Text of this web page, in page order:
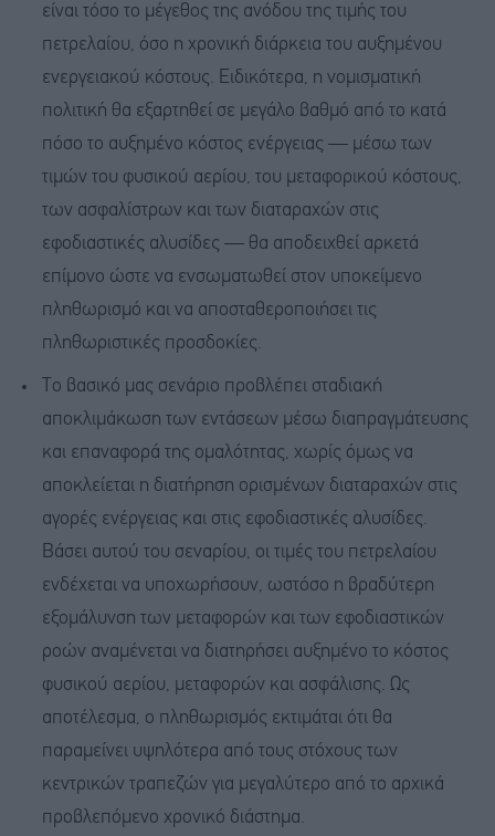
είναι τόσο το μέγεθος της ανόδου της τιμής του
πετρελαίου, όσο η χρονική διάρκεια του αυξημένου
ενεργειακού κόστους. Ειδικότερα, η νομισματική
πολιτική θα εξαρτηθεί σε μεγάλο βαθμό από το κατά
πόσο το αυξημένο κόστος ενέργειας — μέσω των
τιμών του φυσικού αερίου, του μεταφορικού κόστους,
των ασφαλίστρων και των διαταραχών στις
εφοδιαστικές αλυσίδες — θα αποδειχθεί αρκετά
επίμονο ώστε να ενσωματωθεί στον υποκείμενο
πληθωρισμό και να αποσταθεροποιήσει τις
πληθωριστικές προσδοκίες.
Το βασικό μας σενάριο προβλέπει σταδιακή
αποκλιμάκωση των εντάσεων μέσω διαπραγμάτευσης
και επαναφορά της ομαλότητας, χωρίς όμως να
αποκλείεται η διατήρηση ορισμένων διαταραχών στις
αγορές ενέργειας και στις εφοδιαστικές αλυσίδες.
Βάσει αυτού του σεναρίου, οι τιμές του πετρελαίου
ενδέχεται να υποχωρήσουν, ωστόσο η βραδύτερη
εξομάλυνση των μεταφορών και των εφοδιαστικών
ροών αναμένεται να διατηρήσει αυξημένο το κόστος
φυσικού αερίου, μεταφορών και ασφάλισης. Ως
αποτέλεσμα, ο πληθωρισμός εκτιμάται ότι θα
παραμείνει υψηλότερα από τους στόχους των
κεντρικών τραπεζών για μεγαλύτερο από το αρχικά
προβλεπόμενο χρονικό διάστημα.